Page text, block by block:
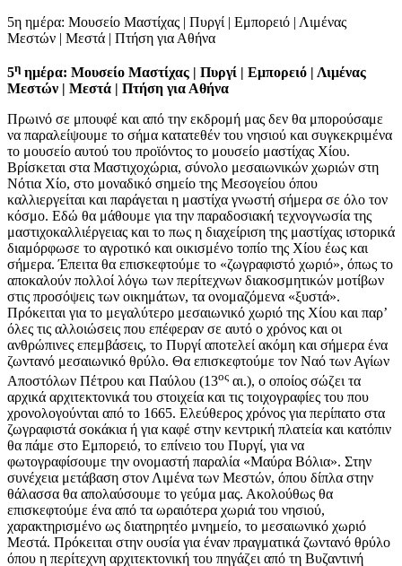
5η ημέρα: Μουσείο Μαστίχας | Πυργί | Εμπορειό | Λιμένας
Μεστών | Μεστά | Πτήση για Αθήνα
5η ημέρα: Μουσείο Μαστίχας | Πυργί | Εμπορειό | Λιμένας
Μεστών | Μεστά | Πτήση για Αθήνα
Πρωινό σε μπουφέ και από την εκδρομή μας δεν θα μπορούσαμε
να παραλείψουμε το σήμα κατατεθέν του νησιού και συγκεκριμένα
το μουσείο αυτού του προϊόντος το μουσείο μαστίχας Χίου.
Βρίσκεται στα Μαστιχοχώρια, σύνολο μεσαιωνικών χωριών στη
Νότια Χίο, στο μοναδικό σημείο της Μεσογείου όπου
καλλιεργείται και παράγεται η μαστίχα γνωστή σήμερα σε όλο τον
κόσμο. Εδώ θα μάθουμε για την παραδοσιακή τεχνογνωσία της
μαστιχοκαλλιέργειας και το πως η διαχείριση της μαστίχας ιστορικά
διαμόρφωσε το αγροτικό και οικισμένο τοπίο της Χίου έως και
σήμερα. Έπειτα θα επισκεφτούμε το «ζωγραφιστό χωριό», όπως το
αποκαλούν πολλοί λόγω των περίτεχνων διακοσμητικών μοτίβων
στις προσόψεις των οικημάτων, τα ονομαζόμενα «ξυστά».
Πρόκειται για το μεγαλύτερο μεσαιωνικό χωριό της Χίου και παρ’
όλες τις αλλοιώσεις που επέφεραν σε αυτό ο χρόνος και οι
ανθρώπινες επεμβάσεις, το Πυργί αποτελεί ακόμη και σήμερα ένα
ζωντανό μεσαιωνικό θρύλο. Θα επισκεφτούμε τον Ναό των Αγίων
Αποστόλων Πέτρου και Παύλου (13ος αι.), ο οποίος σώζει τα
αρχικά αρχιτεκτονικά του στοιχεία και τις τοιχογραφίες του που
χρονολογούνται από το 1665. Ελεύθερος χρόνος για περίπατο στα
ζωγραφιστά σοκάκια ή για καφέ στην κεντρική πλατεία και κατόπιν
θα πάμε στο Εμπορειό, το επίνειο του Πυργί, για να
φωτογραφίσουμε την ονομαστή παραλία «Μαύρα Βόλια». Στην
συνέχεια μετάβαση στον Λιμένα των Μεστών, όπου δίπλα στην
θάλασσα θα απολαύσουμε το γεύμα μας. Ακολούθως θα
επισκεφτούμε ένα από τα ωραιότερα χωριά του νησιού,
χαρακτηρισμένο ως διατηρητέο μνημείο, το μεσαιωνικό χωριό
Μεστά. Πρόκειται στην ουσία για έναν πραγματικά ζωντανό θρύλο
όπου η περίτεχνη αρχιτεκτονική του πηγάζει από τη Βυζαντινή